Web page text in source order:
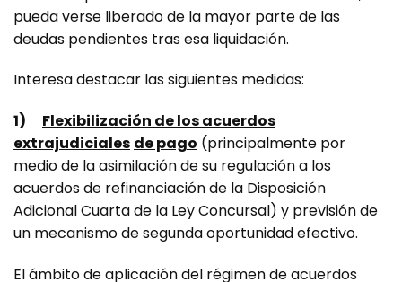
pueda verse liberado de la mayor parte de las
deudas pendientes tras esa liquidación.
Interesa destacar las siguientes medidas:
1) Flexibilización de los acuerdos
extrajudiciales de pago (principalmente por
medio de la asimilación de su regulación a los
acuerdos de refinanciación de la Disposición
Adicional Cuarta de la Ley Concursal) y previsión de
un mecanismo de segunda oportunidad efectivo.
El ámbito de aplicación del régimen de acuerdos